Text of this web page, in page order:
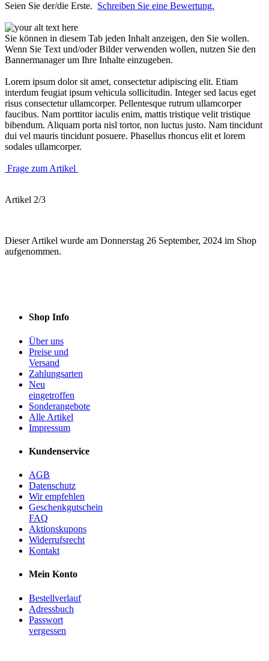
Seien Sie der/die Erste. Schreiben Sie eine Bewertung.
Sie können in diesem Tab jeden Inhalt anzeigen, den Sie wollen.
Wenn Sie Text und/oder Bilder verwenden wollen, nutzen Sie den
Bannermanager um Ihre Inhalte einzugeben.
Lorem ipsum dolor sit amet, consectetur adipiscing elit. Etiam
interdum feugiat ipsum vehicula sollicitudin. Integer sed lacus eget
risus consectetur ullamcorper. Pellentesque rutrum ullamcorper
faucibus. Nam porttitor iaculis enim, mattis tristique velit tristique
bibendum. Aliquam porta nisl tortor, non luctus justo. Nam tincidunt
dui vel mauris tincidunt posuere. Phasellus rhoncus elit et lorem
sodales ullamcorper.
Frage zum Artikel
Artikel 2/3
Dieser Artikel wurde am Donnerstag 26 September, 2024 im Shop
aufgenommen.
Shop Info
Über uns
Preise und
Versand
Zahlungsarten
Neu
eingetroffen
Sonderangebote
Alle Artikel
Impressum
Kundenservice
AGB
Datenschutz
Wir empfehlen
Geschenkgutschein
FAQ
Aktionskupons
Widerrufsrecht
Kontakt
Mein Konto
Bestellverlauf
Adressbuch
Passwort
vergessen